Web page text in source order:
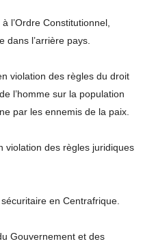
l’Ordre Constitutionnel,
dans l’arrière pays.
violation des règles du droit
l’homme sur la population
par les ennemis de la paix.
violation des règles juridiques
en Centrafrique.
Gouvernement et des